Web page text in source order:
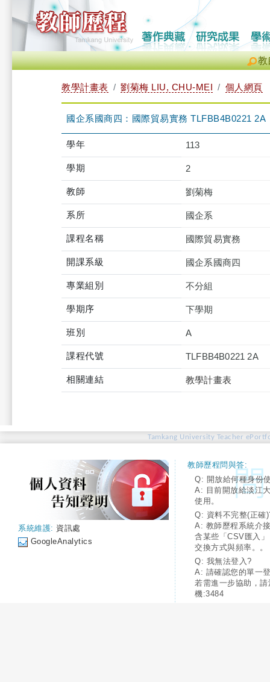
教
教學計畫表 劉菊梅 LIU, CHU-MEI 個人網頁
國企系國商四：國際貿易實務 TLFBB4B0221 2A
學年 113
學期 2
教師 劉菊梅
系所 國企系
課程名稱 國際貿易實務
開課系級 國企系國商四
專業組別 不分組
學期序 下學期
班別 A
課程代號 TLFBB4B0221 2A
相關連結 教學計畫表
Tamkang University Teacher
系統維護: 資訊處
GoogleAnalytics
教師歷程問與答:
Q: 開放給何種身份
A: 目前開放給淡江
使用。
Q: 資料不完整(正確
A: 教師歷程系統介
含某些「CSV匯入
交換方式與頻率。。
Q: 我無法登入?
A: 請確認您的單一
若需進一步協助，
機:3484